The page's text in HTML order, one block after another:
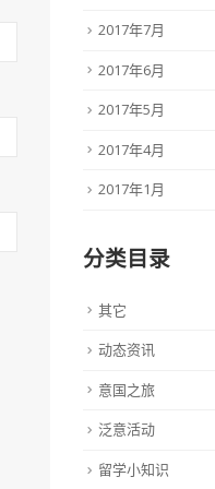
2017年7月
2017年6月
2017年5月
2017年4月
2017年1月
分类目录
其它
动态资讯
意国之旅
泛意活动
留学小知识